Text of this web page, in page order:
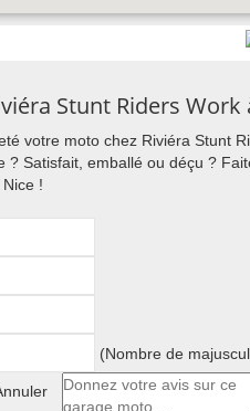
Stunt Riders Work
votre moto chez Riviéra Stunt
? Satisfait, emballé ou déçu ?
!
(Nombre de